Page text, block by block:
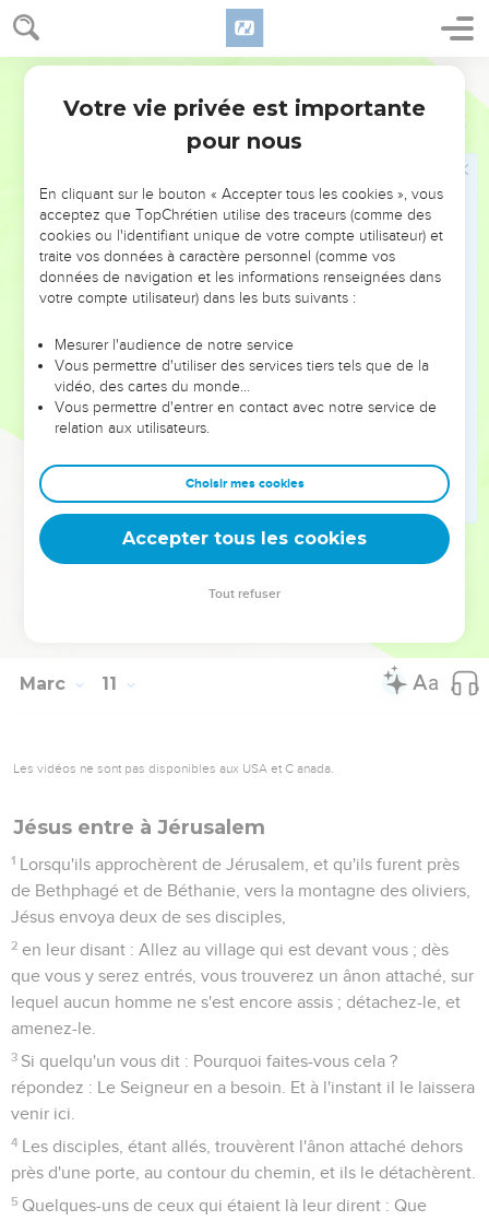
Marc 10
44 et quiconque veut être le premier parmi vous, qu'il soit
l'esclave de tous.
45
pour servir et donner sa vie comme la rançon de plusieurs.
Jésus guérit l'aveugle Bartimée
Ils arrivèrent à Jéricho. Et, lorsque Jésus en sortit, avec
ses disciples et une assez grande foule, le fils de Timée,
Bartimée, mendiant aveugle, était assis au bord du chemin.
Il entendit que c'était Jésus de Nazareth, et il se mit à
crier ; Fils de David, Jésus aie pitié de moi !
Plusieurs le reprenaient, pour le faire taire ; mais il criait
beaucoup plus fort ; Fils de David, aie pitié de moi !
Jésus s'arrêta, et dit : Appelez-le. Ils appelèrent l'aveugle,
en lui disant : Prends courage, lève-toi, il t'appelle.
L'aveugle jeta son manteau, et, se levant d'un bond, vint
vers Jésus.
Jésus, prenant la parole, lui dit : Que veux-tu que je te
fasse ? Rabbouni, lui répondit l'aveugle, que je recouvre la
Aussitôt il recouvra la vue, et suivit Jésus dans le chemin.
Marc 11
Les vidéos ne sont pas disponibles aux USA et C anada.
Jésus entre à Jérusalem
1 Lorsqu'ils approchèrent de Jérusalem, et qu'ils furent près
de Bethphagé et de Béthanie, vers la montagne des oliviers,
Jésus envoya deux de ses disciples,
2 en leur disant : Allez au village qui est devant vous ; dès
que vous y serez entrés, vous trouverez un ânon attaché, sur
lequel aucun homme ne s'est encore assis ; détachez-le, et
amenez-le.
3 Si quelqu'un vous dit : Pourquoi faites-vous cela ?
répondez : Le Seigneur en a besoin. Et à l'instant il le laissera
venir ici.
4 Les disciples, étant allés, trouvèrent l'ânon attaché dehors
près d'une porte, au contour du chemin, et ils le détachèrent.
5 Quelques-uns de ceux qui étaient là leur dirent : Que
Votre vie privée est importante
pour nous
En cliquant sur le bouton « Accepter tous les cookies », vous
acceptez que TopChrétien utilise des traceurs (comme des
cookies ou l'identifiant unique de votre compte utilisateur) et
traite vos données à caractère personnel (comme vos
données de navigation et les informations renseignées dans
votre compte utilisateur) dans les buts suivants :
Mesurer l'audience de notre service
Vous permettre d'utiliser des services tiers tels que de la
vidéo, des cartes du monde…
Vous permettre d'entrer en contact avec notre service de
relation aux utilisateurs.
Choisir mes cookies
Accepter tous les cookies
Tout refuser